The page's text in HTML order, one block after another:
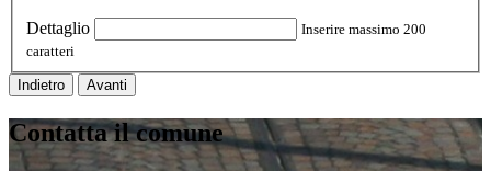
Dettaglio
Inserire massimo 200
caratteri
Indietro Avanti
Contatta il comune